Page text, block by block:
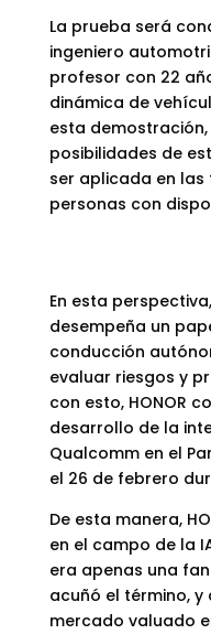
La prueba será
ingeniero
profesor con 22
dinámica de
esta demostración,
posibilidades de
ser aplicada en
personas con
En esta
desempeña un
conducción
evaluar riesgos y
con esto, HONOR
desarrollo de la
Qualcomm en el
el 26 de febrero
De esta manera,
en el campo de la
era apenas una
acuñó el término, y
mercado valuado